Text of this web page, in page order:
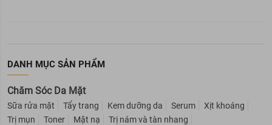
DANH MỤC SẢN PHẨM
Chăm Sóc Da Mặt
Sữa rửa mặt Tẩy trang Kem dưỡng da Serum
Xịt khoáng
Trị mụn
Toner Mặt nạ
Trị nám và tàn nhang